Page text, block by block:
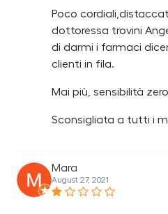
Poco
dottoressa trovini
di darmi i farmaci
clienti in fila.
Mai più, sensibilità
Sconsigliata a tutti i
Mara
August 27, 2021